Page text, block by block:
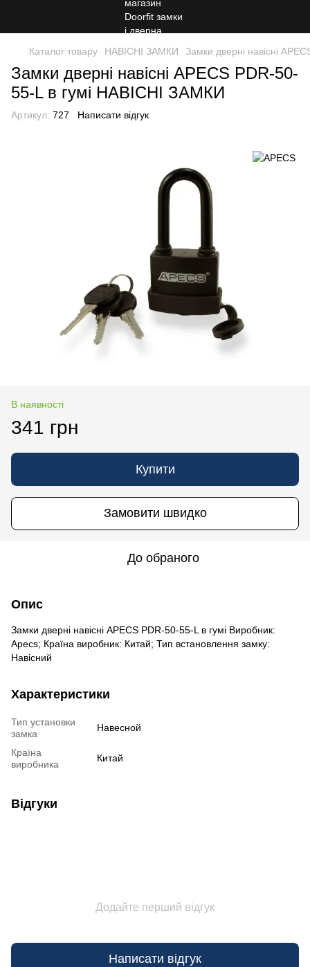
Каталог товару НАВІСНІ ЗАМКИ Замки дверні навісні
Замки дверні навісні APECS PDR-50-
55-L в гумі НАВІСНІ ЗАМКИ
Артикул: 727 Написати відгук
В наявності
341 грн
Купити
Замовити швидко
До обраного
Опис
Замки дверні навісні APECS PDR-50-55-L в гумі Виробник:
Apecs; Країна виробник: Китай; Тип встановлення замку:
Навісний
Характеристики
Тип установки
замка
Навесной
Країна
виробника
Китай
Відгуки
Додайте перший відгук
Написати відгук